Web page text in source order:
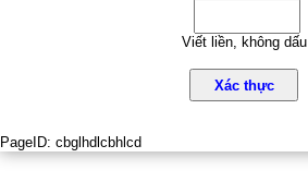
Viết liền, không dấu
Xác thực
PageID: cbglhdlcbhlcd